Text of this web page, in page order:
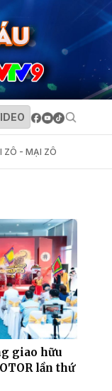
ZÔ - MẠI ZÔ
giao hữu
lần thứ